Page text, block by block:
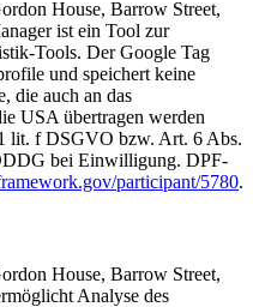
House, Barrow Street,
ist ein Tool zur
Tools. Der Google Tag
und speichert keine
die auch an das
USA übertragen werden
lit. f DSGVO bzw. Art. 6 Abs.
bei Einwilligung. DPF-
participant/5780.
House, Barrow Street,
Analyse des